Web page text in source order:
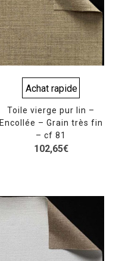
Achat rapide
Toile vierge pur lin –
Encollée – Grain très fin
– cf 81
102,65€